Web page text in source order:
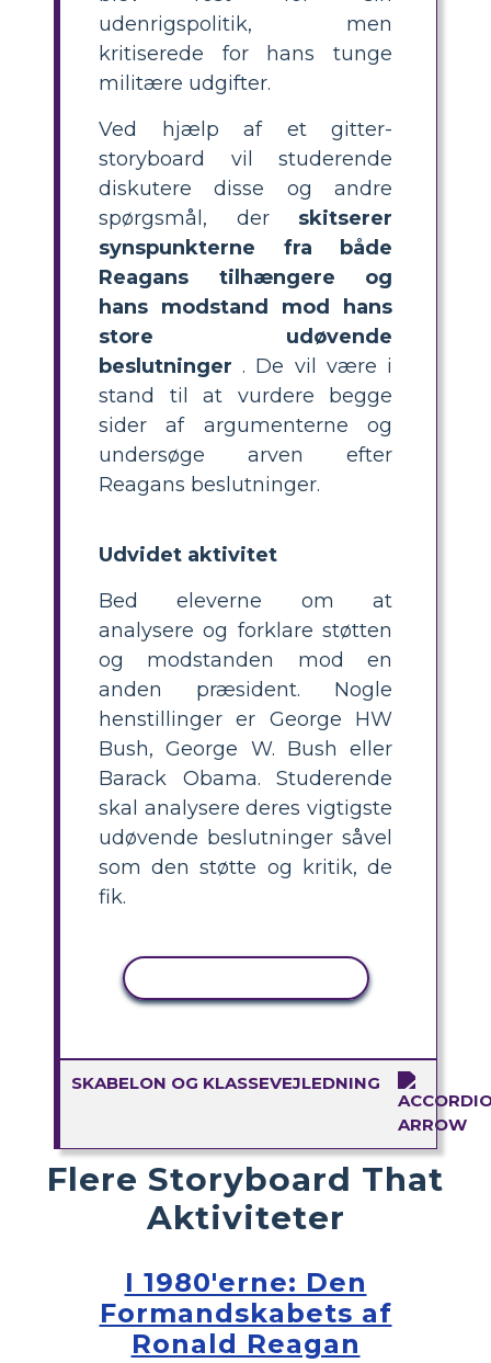
udenrigspolitik, men
kritiserede for hans tunge
militære udgifter.
Ved hjælp af et gitter-
storyboard vil studerende
diskutere disse og andre
spørgsmål, der skitserer
synspunkterne fra både
Reagans tilhængere og
hans modstand mod hans
store udøvende
beslutninger . De vil være i
stand til at vurdere begge
sider af argumenterne og
undersøge arven efter
Reagans beslutninger.
Udvidet aktivitet
Bed eleverne om at
analysere og forklare støtten
og modstanden mod en
anden præsident. Nogle
henstillinger er George HW
Bush, George W. Bush eller
Barack Obama. Studerende
skal analysere deres vigtigste
udøvende beslutninger såvel
som den støtte og kritik, de
fik.
SKABELON OG KLASSEVEJLEDNING
Flere Storyboard That
Aktiviteter
I 1980'erne: Den
Formandskabets af
Ronald Reagan